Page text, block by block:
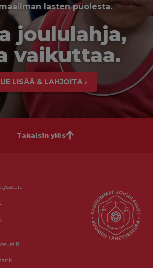
lasten puolesta.
joululahja,
vaikuttaa.
LISÄÄ & LAHJOITA ›
Takaisin ylös